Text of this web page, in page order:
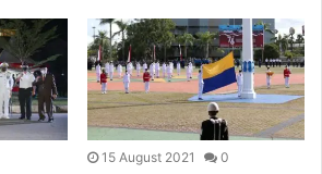
15 August 2021 0